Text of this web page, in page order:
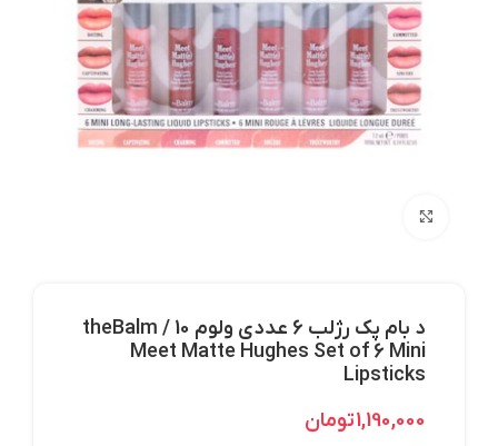
د بام پک رژلب 6 عددی ولوم 10 / theBalm
Meet Matte Hughes Set of 6 Mini
Lipsticks
1,190,000تومان